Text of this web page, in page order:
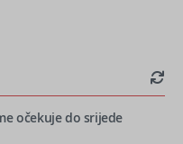
očekuje do srijede